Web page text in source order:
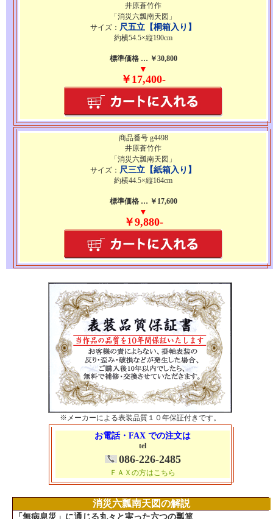
井原蒼竹作
「消災六瓢南天図」
サイズ： 尺五立【桐箱入り】
約横54.5×縦190cm
標準価格 … ￥30,800
▼
￥17,400-
商品番号 g4498
井原蒼竹作
「消災六瓢南天図」
サイズ： 尺三立【紙箱入り】
約横44.5×縦164cm
標準価格 … ￥17,600
▼
￥9,880-
※メーカーによる表装品質１０年保証付きです。
お電話・FAX での注文は
tel
086-226-2485
ＦＡＸの方はこちら
消災六瓢南天図の解説
「無病息災」に通じる丸々と実った六つの瓢箪